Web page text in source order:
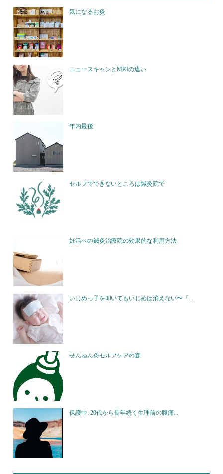
気になるお灸
ニュースキャンとMRIの違い
年内最後
セルフでできないところは鍼灸院で
妊活への鍼灸治療院の効果的な利用方法
いじめっ子を叩いてもいじめは消えない〜『...
せんねん灸セルフケアの森
保護中: 20代から長年続く生理前の腹痛...